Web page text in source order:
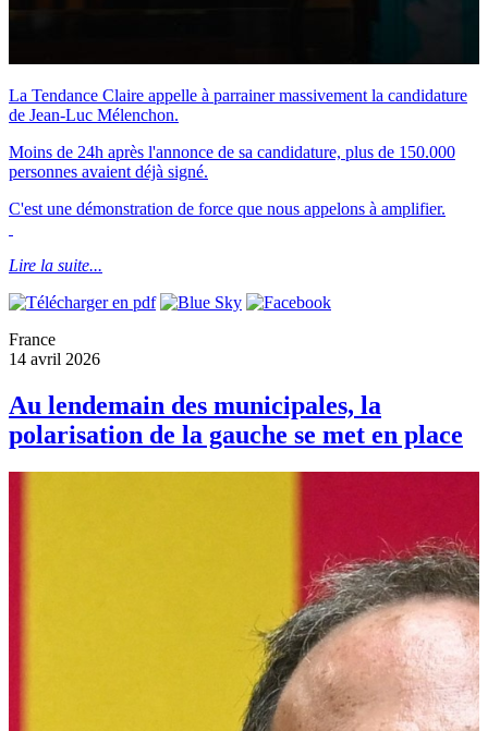
La Tendance Claire appelle à parrainer massivement la candidature
de Jean-Luc Mélenchon.
Moins de 24h après l'annonce de sa candidature, plus de 150.000
personnes avaient déjà signé.
C'est une démonstration de force que nous appelons à amplifier.
Lire la suite...
France
14 avril 2026
Au lendemain des municipales, la
polarisation de la gauche se met en place